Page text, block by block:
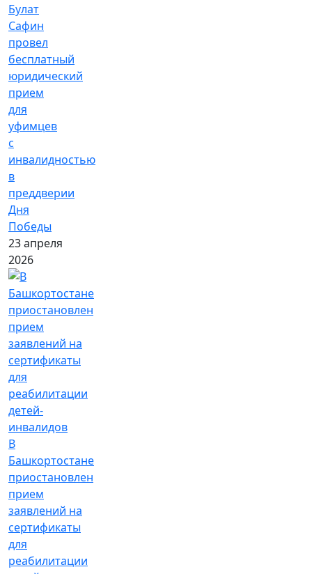
Булат
Сафин
провел
бесплатный
юридический
прием
для
уфимцев
с
инвалидностью
в
преддверии
Дня
Победы
23 апреля
2026
В
Башкортостане
приостановлен
прием
заявлений на
сертификаты
для
реабилитации